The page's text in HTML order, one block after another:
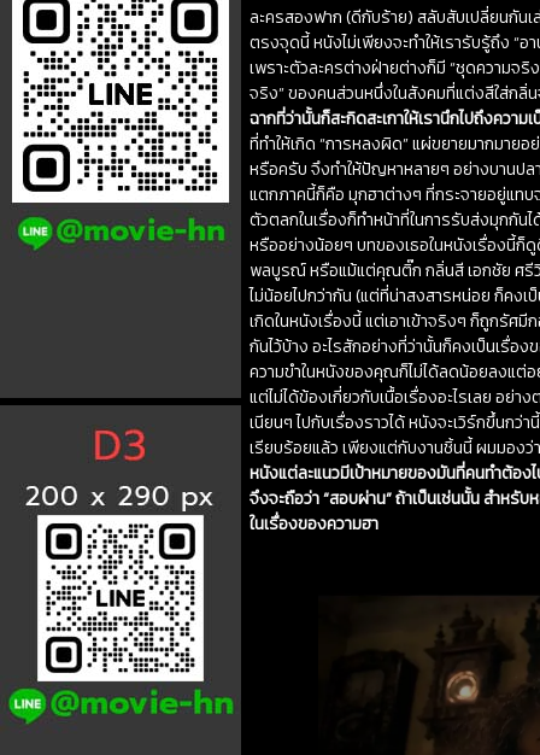
ละครสองฟาก (ดีกับร้าย) สลับสับเปลี่ยนกันเ
ตรงจุดนี้ หนังไม่เพียงจะทำให้เรารับรู้ถึง “
เพราะตัวละครต่างฝ่ายต่างก็มี “ชุดความจ
จริง” ของคนส่วนหนึ่งในสังคมที่แต่งสีใส่กลิ่น
ฉากที่ว่านั้นก็สะกิดสะเกาให้เรานึกไปถึงคว
ที่ทำให้เกิด “การหลงผิด” แผ่ขยายมากมายอ
หรือครับ จึงทำให้ปัญหาหลายๆ อย่างบานปล
แตกภาคนี้ก็คือ มุกฮาต่างๆ ที่กระจายอยู่แทบ
ตัวตลกในเรื่องก็ทำหน้าที่ในการรับส่งมุกกัน
หรืออย่างน้อยๆ บทของเธอในหนังเรื่องนี้ก็ดู
พลบูรณ์ หรือแม้แต่คุณติ๊ก กลิ่นสี เอกชัย ศรีวิ
ไม่น้อยไปกว่ากัน (แต่ที่น่าสงสารหน่อย ก็คง
เกิดในหนังเรื่องนี้ แต่เอาเข้าจริงๆ ก็ถูกรัศ
กันไว้บ้าง อะไรสักอย่างที่ว่านั้นก็คงเป็นเรื่
ความขำในหนังของคุณก็ไม่ได้ลดน้อยลงแต่อ
แต่ไม่ได้ข้องเกี่ยวกับเนื้อเรื่องอะไรเลย อ
เนียนๆ ไปกับเรื่องราวได้ หนังจะเวิร์กขึ้นกว่า
เรียบร้อยแล้ว เพียงแต่กับงานชิ้นนี้ ผมมอง
หนังแต่ละแนวมีเป้าหมายของมันที่คนทำต้อง
จึงจะถือว่า “สอบผ่าน” ถ้าเป็นเช่นนั้น สำห
ในเรื่องของความฮา